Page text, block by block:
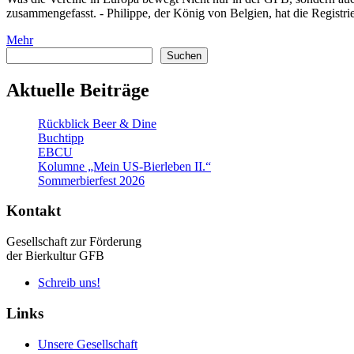
zusammengefasst. - Philippe, der König von Belgien, hat die
Mehr
Suchen
Aktuelle Beiträge
Rückblick Beer & Dine
Buchtipp
EBCU
Kolumne „Mein US-Bierleben II.“
Sommerbierfest 2026
Kontakt
Gesellschaft zur Förderung
der Bierkultur GFB
Schreib uns!
Links
Unsere Gesellschaft